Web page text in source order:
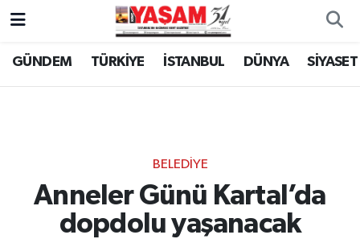
GÜNDEM TÜRKİYE İSTANBUL DÜNYA SİYASET
BELEDİYE
Anneler Günü Kartal’da
dopdolu yaşanacak